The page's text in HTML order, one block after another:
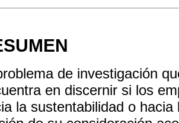
de investigación
en discernir si los
la sustentabilidad o